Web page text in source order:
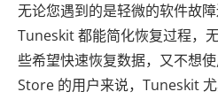
无论您遇到的是轻微的软件故障
Tuneskit 都能简化恢复过程，
些希望快速恢复数据，又不想
Store 的用户来说，Tuneskit 尤